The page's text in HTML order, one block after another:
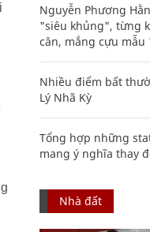
Nguyễn Phương
"siêu khủng", từng
cân, mắng cựu
Nhiều điểm bất
Lý Nhã Kỳ
Tổng hợp những
mang ý nghĩa thay
Nhà đất